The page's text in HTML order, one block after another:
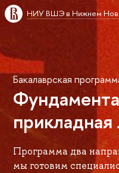
НИУ ВШЭ в Нижнем
Бакалаврская
прикладная
Программа два
мы готовим